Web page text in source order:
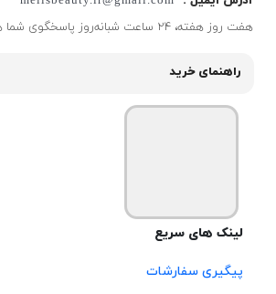
هفت روز هفته، ۲۴ ساعت شبانه‌روز پاسخگوی شما هستیم.
راهنمای خرید
لینک های سریع
پیگیری سفارشات